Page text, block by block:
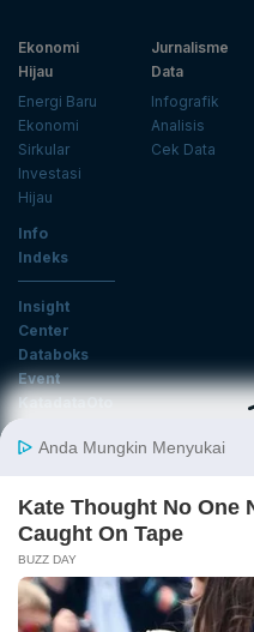
Ekonomi
Hijau
Energi Baru
Ekonomi
Sirkular
Investasi
Hijau
Jurnalisme
Data
Infografik
Analisis
Cek Data
Info
Indeks
Insight
Center
Databoks
Event
KatadataOto
Email